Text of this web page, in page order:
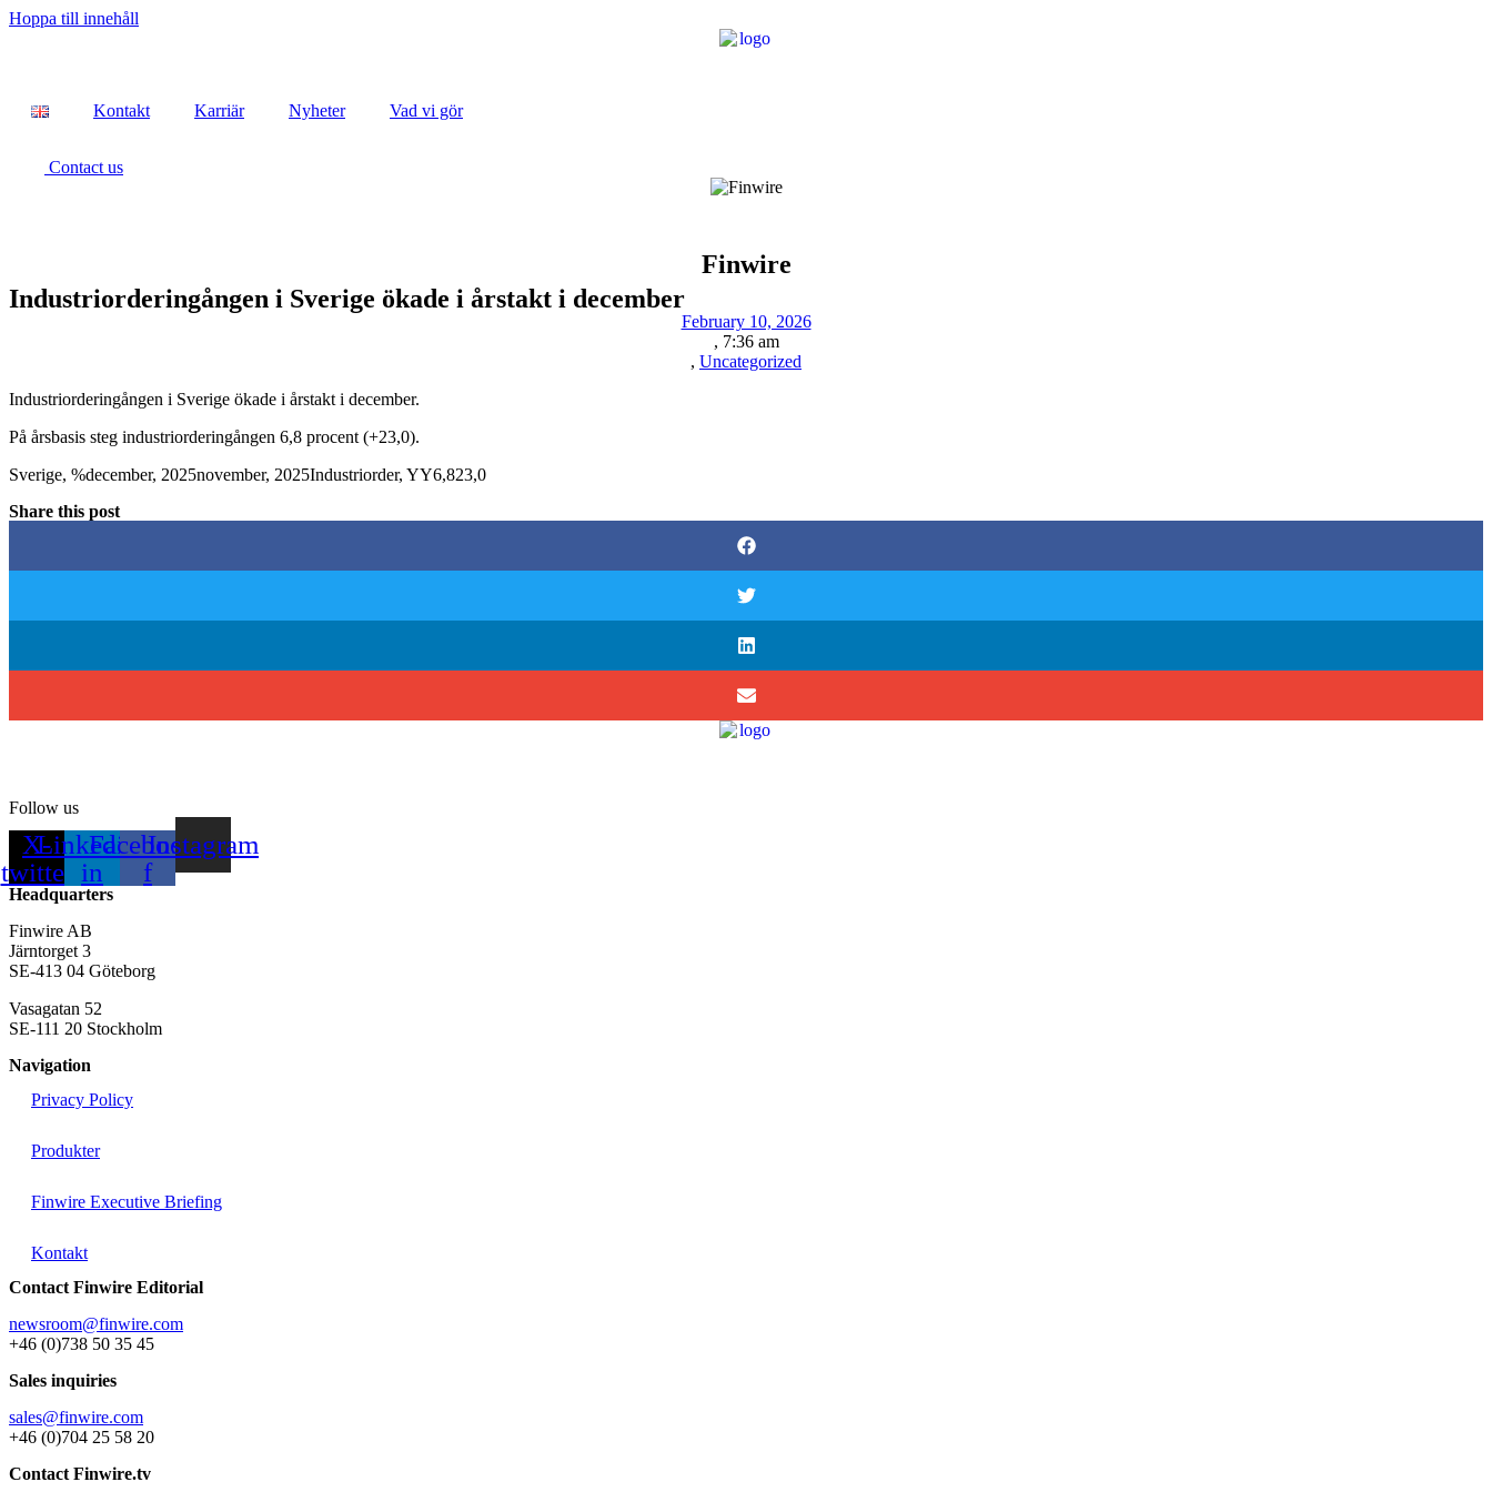
Hoppa till innehåll
Kontakt Karriär Nyheter Vad vi gör
Contact us
Finwire
Industriorderingången i Sverige ökade i årstakt i december
February 10, 2026
, 7:36 am
, Uncategorized
Industriorderingången i Sverige ökade i årstakt i december.
På årsbasis steg industriorderingången 6,8 procent (+23,0).
Sverige, %december, 2025november, 2025Industriorder, YY6,823,0
Share this post
Follow us
X-
twitter
Linkedin-
in
Facebook-
f
Instagram
Headquarters
Finwire AB
Järntorget 3
SE-413 04 Göteborg
Vasagatan 52
SE-111 20 Stockholm
Navigation
Privacy Policy
Produkter
Finwire Executive Briefing
Kontakt
Contact Finwire Editorial
newsroom@finwire.com
+46 (0)738 50 35 45
Sales inquiries
sales@finwire.com
+46 (0)704 25 58 20
Contact Finwire.tv